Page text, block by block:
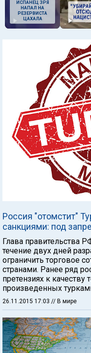
ИСПАНЕЦ ЗРЯ
НАПАЛ НА
РЕЗЕРВИСТА
ЦАХАЛА
Россия "отомстит"
санкциями: под
Глава правительства
течение двух дней
ограничить торговое
странами. Ранее ряд
претензиях к качеству
произведенных
26.11.2015 17:03 // В мире